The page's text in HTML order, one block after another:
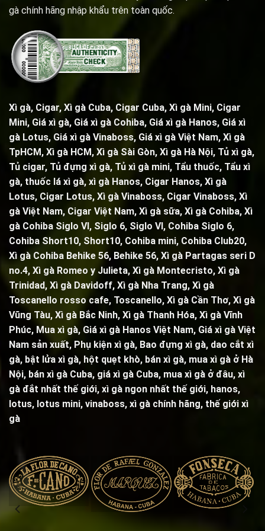
gà chính hãng nhập khẩu trên toàn quốc.
Xì gà, Cigar, Xì gà Cuba, Cigar Cuba, Xì gà Mini, Cigar
Mini, Giá xì gà, Giá xì gà Cohiba, Giá xì gà Hanos, Giá xì
gà Lotus, Giá xì gà Vinaboss, Giá xì gà Việt Nam, Xì gà
TpHCM, Xì gà HCM, Xì gà Sài Gòn, Xì gà Hà Nội, Tủ xì gà,
Tủ cigar, Tủ đựng xì gà, Tủ xì gà mini, Tẩu thuốc, Tẩu xì
gà, thuốc lá xì gà, xì gà Hanos, Cigar Hanos, Xì gà
Lotus, Cigar Lotus, Xì gà Vinaboss, Cigar Vinaboss, Xì
gà Việt Nam, Cigar Việt Nam, Xì gà sữa, Xì gà Cohiba, Xì
gà Cohiba Siglo VI, Siglo 6, Siglo VI, Cohiba Siglo 6,
Cohiba Short10, Short10, Cohiba mini, Cohiba Club20,
Xì gà Cohiba Behike 56, Behike 56, Xì gà Partagas seri D
no.4, Xì gà Romeo y Julieta, Xì gà Montecristo, Xì gà
Trinidad, Xì gà Davidoff, Xì gà Nha Trang, Xì gà
Toscanello rosso cafe, Toscanello, Xì gà Cần Thơ, Xì gà
Vũng Tàu, Xì gà Bắc Ninh, Xì gà Thanh Hóa, Xì gà Vĩnh
Phúc, Mua xì gà, Giá xì gà Hanos Việt Nam, Giá xì gà Việt
Nam sản xuất, Phụ kiện xì gà, Bao đựng xì gà, dao cắt xì
gà, bật lửa xì gà, hột quẹt khò, bán xì gà, mua xì gà ở Hà
Nội, bán xì gà Cuba, giá xì gà Cuba, mua xì gà ở đâu, xì
gà đắt nhất thế giới, xì gà ngon nhất thế giới, hanos,
lotus, lotus mini, vinaboss, xì gà chính hãng, thế giới xì
gà